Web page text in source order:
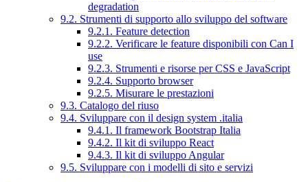
degradation
9.2. Strumenti di supporto allo sviluppo del software
9.2.1. Feature detection
9.2.2. Verificare le feature disponibili con Can I
use
9.2.3. Strumenti e risorse per CSS e JavaScript
9.2.4. Supporto browser
9.2.5. Misurare le prestazioni
9.3. Catalogo del riuso
9.4. Sviluppare con il design system .italia
9.4.1. Il framework Bootstrap Italia
9.4.2. Il kit di sviluppo React
9.4.3. Il kit di sviluppo Angular
9.5. Sviluppare con i modelli di sito e servizi